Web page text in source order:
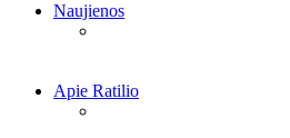
Naujienos
Apie Ratilio